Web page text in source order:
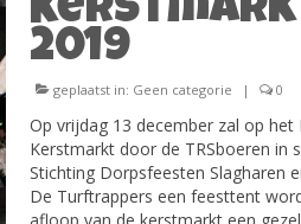
Raad van 11
Fotoalbum
Foto’s Carnaval
Foto’s Carnaval
2019
geplaatst in: Geen categorie | 0
Op vrijdag 13 december zal op het
Kerstmarkt door de TRSboeren in
Stichting Dorpsfeesten Slagharen
De Turftrappers een feesttent